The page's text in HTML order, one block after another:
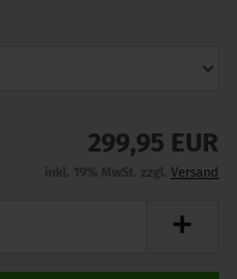
299,95 EUR
Versand